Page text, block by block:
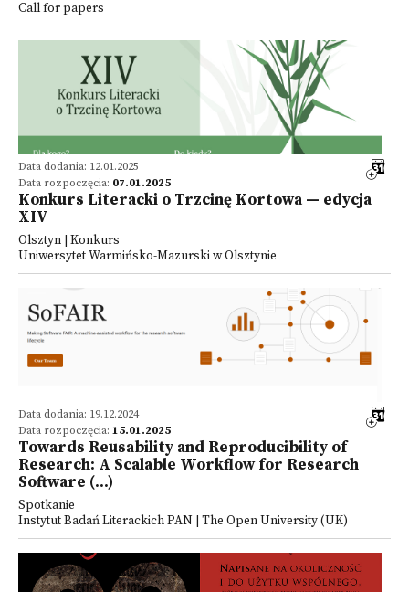
Call for papers
Data dodania: 12.01.2025
Data rozpoczęcia: 07.01.2025
Konkurs Literacki o Trzcinę Kortowa — edycja
XIV
Olsztyn | Konkurs
Uniwersytet Warmińsko-Mazurski w Olsztynie
Data dodania: 19.12.2024
Data rozpoczęcia: 15.01.2025
Towards Reusability and Reproducibility of
Research: A Scalable Workflow for Research
Software (...)
Spotkanie
Instytut Badań Literackich PAN | The Open University (UK)